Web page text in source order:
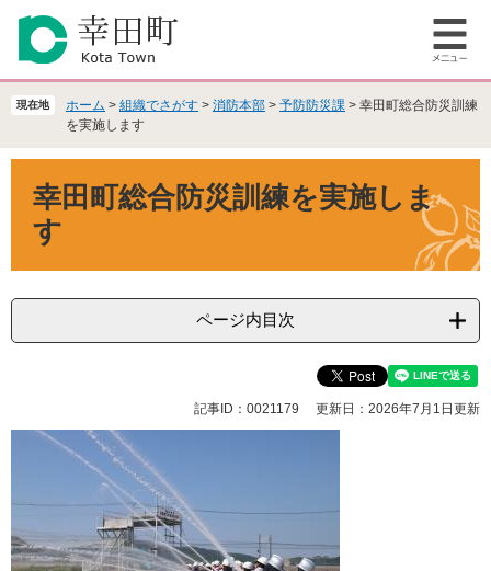
の
で
ー
ば
メ
ー
現在地 ホーム > 組織でさがす > 消防本部 > 予防防災課 > 幸田町総合防災訓練
を実施します
幸田町総合防災訓練を実施しま
す
ページ内目次
記事ID：0021179 更新日：2026年7月1日更新